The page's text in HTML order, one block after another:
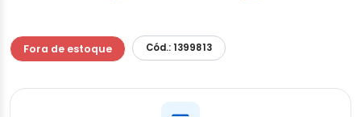
Fora de estoque Cód.: 1399813